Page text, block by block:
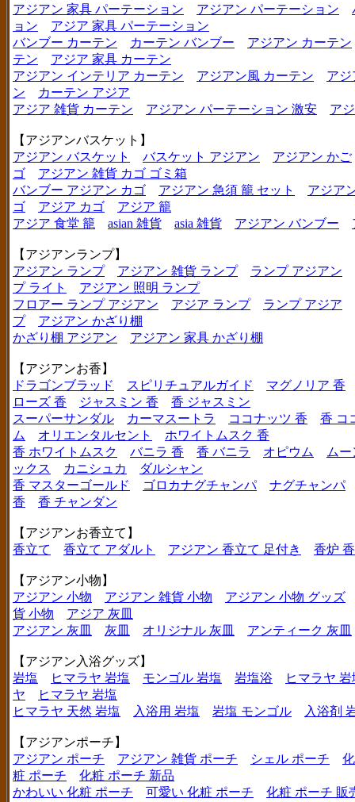
アジアン 家具 パーテーション
アジアン パーテーション
ョン
アジア 家具 パーテーション
バンブー カーテン
カーテン バンブー
アジアン カーテン
テン
アジア 家具 カーテン
アジアン インテリア カーテン
アジアン風 カーテン
アジ
ン
カーテン アジア
アジア 雑貨 カーテン
アジアン パーテーション 激安 ア
【アジアンバスケット】
アジアン バスケット
バスケット アジアン
アジアン かご
ゴ
アジアン 雑貨 カゴ ゴミ箱
バンブー アジアン カゴ
アジアン 急須 籠 セット
アジア
ゴ
アジア カゴ
アジア 籠
アジア 食堂 籠
asian 雑貨 asia 雑貨 アジアン バンブー
【アジアンランプ】
アジアン ランプ
アジアン 雑貨 ランプ
ランプ アジアン
プ ライト
アジアン 照明 ランプ
フロアー ランプ アジアン
アジア ランプ
ランプ アジア
プ
アジアン かざり棚
かざり棚 アジアン
アジアン 家具 かざり棚
【アジアンお香】
ドラゴンブラッド
スピリチュアルガイド
マグノリア 香
ローズ 香
ジャスミン 香
香 ジャスミン
スーパーサンダル
カーマスートラ ココナッツ 香
香 コ
ム
オリエンタルセント
ホワイトムスク 香
香 ホワイトムスク
バニラ 香 香 バニラ オピウム
ムー
ックス
カニシュカ
ダルシャン
香 マスターゴールド
ゴロカナグチャンパ
ナグチャンパ
香
香 チャンダン
【アジアンお香立て】
香立て
香立て アダルト アジアン 香立て 足付き 香炉
【アジアン小物】
アジアン 小物
アジアン 雑貨 小物
アジアン 小物 グッズ
貨 小物
アジア 灰皿
アジアン 灰皿
灰皿 オリジナル 灰皿 アンティーク 灰皿
【アジアン入浴グッズ】
岩塩
ヒマラヤ 岩塩 モンゴル 岩塩 岩塩浴
ヒマラヤ
ヤ
ヒマラヤ 岩塩
ヒマラヤ 天然 岩塩
入浴用 岩塩 岩塩 モンゴル 入浴剤
【アジアンポーチ】
アジアン ポーチ
アジアン 雑貨 ポーチ シェル ポーチ
粧 ポーチ
化粧 ポーチ 新品
かわいい 化粧 ポーチ
可愛い 化粧 ポーチ 化粧 ポーチ 販